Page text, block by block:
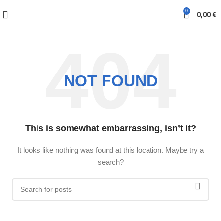
0 0,00€
NOT FOUND
This is somewhat embarrassing, isn’t it?
It looks like nothing was found at this location. Maybe try a
search?